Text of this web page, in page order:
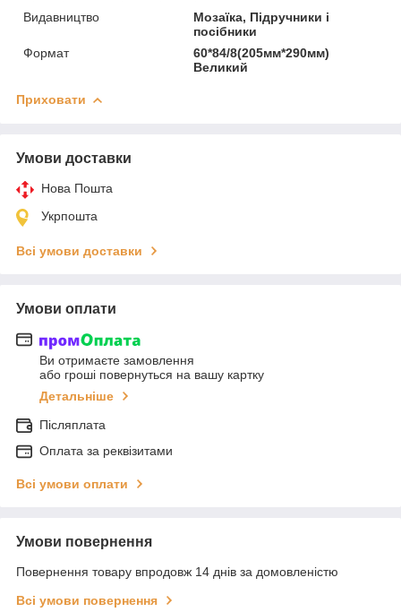
Видавництво
Мозаїка, Підручники і
посібники
Формат
60*84/8(205мм*290мм)
Великий
Приховати
Умови доставки
Нова Пошта
Укрпошта
Всі умови доставки
Умови оплати
Ви отримаєте замовлення
або гроші повернуться на вашу картку
Детальніше
Післяплата
Оплата за реквізитами
Всі умови оплати
Умови повернення
Повернення товару впродовж 14 днів за домовленістю
Всі умови повернення